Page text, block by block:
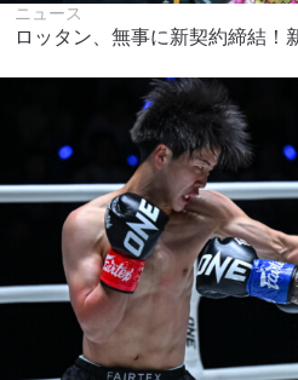
ニュース
ロッタン、無事に新契約締結！